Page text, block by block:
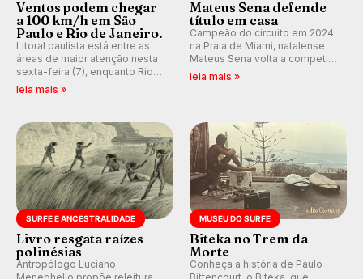
Ventos podem chegar
a 100 km/h em São
Paulo e Rio de Janeiro.
Litoral paulista está entre as
áreas de maior atenção nesta
sexta-feira (7), enquanto Rio
de Janeiro também recebe
alerta para ventos fortes.
km/h em Itanhaém.
leia mais »
Mateus Sena defende
título em casa
Campeão do circuito em 2024
na Praia de Miami, natalense
Mateus Sena volta a competir
em casa em busca de manter a
hegemonia potiguar em etapa
leia mais »
SURFE E ANCESTRALIDADE
Livro resgata raízes
polinésias
Antropólogo Luciano
MUSEU DO SURFE
Biteka no Trem da
Morte
Conheça a história de Paulo